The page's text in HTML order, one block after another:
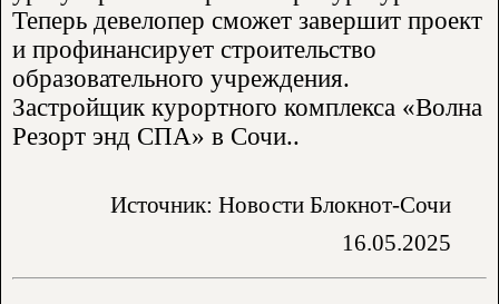
Теперь девелопер сможет завершит проект
и профинансирует строительство
образовательного учреждения.
Застройщик курортного комплекса «Волна
Резорт энд СПА» в Сочи..
Источник: Новости Блокнот-Сочи
16.05.2025